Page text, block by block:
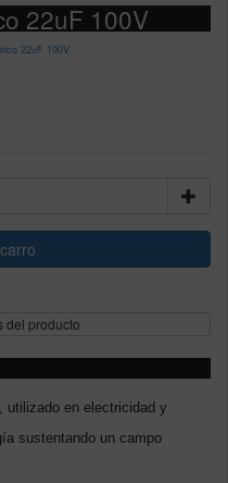
22uF 100V
del producto
utilizado en electricidad y
sustentando un campo